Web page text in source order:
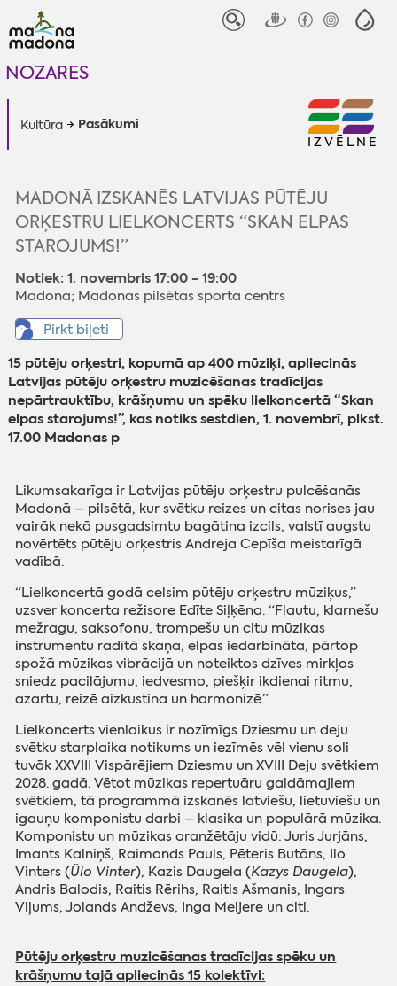
NOZARES
Kultūra Pasākumi
IZVĒLNE
MADONĀ IZSKANĒS LATVIJAS PŪTĒJU
ORĶESTRU LIELKONCERTS “SKAN ELPAS
STAROJUMS!”
Notiek: 1. novembris 17:00 - 19:00
Madona; Madonas pilsētas sporta centrs
Pirkt biļeti
15 pūtēju orķestri, kopumā ap 400 mūziķi, apliecinās
Latvijas pūtēju orķestru muzicēšanas tradīcijas
nepārtrauktību, krāšņumu un spēku lielkoncertā “Skan
elpas starojums!”, kas notiks sestdien, 1. novembrī, plkst.
17.00 Madonas p
Likumsakarīga ir Latvijas pūtēju orķestru pulcēšanās
Madonā – pilsētā, kur svētku reizes un citas norises jau
vairāk nekā pusgadsimtu bagātina izcils, valstī augstu
novērtēts pūtēju orķestris Andreja Cepīša meistarīgā
vadībā.
“Lielkoncertā godā celsim pūtēju orķestru mūziķus,”
uzsver koncerta režisore Edīte Siļķēna. “Flautu, klarnešu
mežragu, saksofonu, trompešu un citu mūzikas
instrumentu radītā skaņa, elpas iedarbināta, pārtop
spožā mūzikas vibrācijā un noteiktos dzīves mirkļos
sniedz pacilājumu, iedvesmo, piešķir ikdienai ritmu,
azartu, reizē aizkustina un harmonizē.”
Lielkoncerts vienlaikus ir nozīmīgs Dziesmu un deju
svētku starplaika notikums un iezīmēs vēl vienu soli
tuvāk XXVIII Vispārējiem Dziesmu un XVIII Deju svētkiem
2028. gadā. Vētot mūzikas repertuāru gaidāmajiem
svētkiem, tā programmā izskanēs latviešu, lietuviešu un
igauņu komponistu darbi – klasika un populārā mūzika.
Komponistu un mūzikas aranžētāju vidū: Juris Jurjāns,
Imants Kalniņš, Raimonds Pauls, Pēteris Butāns, Ilo
Vinters (Ülo Vinter), Kazis Daugela (Kazys Daugela),
Andris Balodis, Raitis Rērihs, Raitis Ašmanis, Ingars
Viļums, Jolands Andževs, Inga Meijere un citi.
Pūtēju orķestru muzicēšanas tradīcijas spēku un
krāšņumu tajā apliecinās 15 kolektīvi: